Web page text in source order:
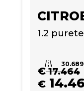
1.2
30.689
€17.464
€